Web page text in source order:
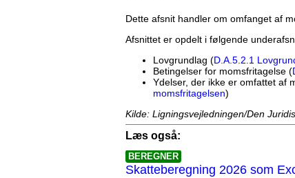
Dette afsnit handler om omfanget af
Afsnittet er opdelt i følgende
Lovgrundlag (D.A.5.2.1
Betingelser for momsfritagelse (
Ydelser, der ikke er omfattet af
momsfritagelsen)
Kilde: Ligningsvejledningen/Den
Læs også:
BEREGNER
Skatteberegning 2026 som